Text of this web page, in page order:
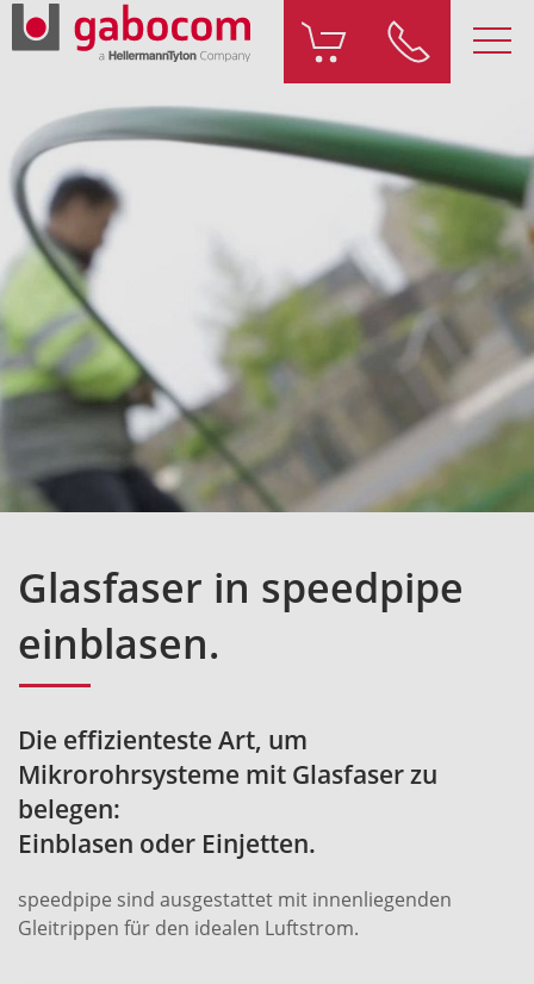
Glasfaser in speedpipe
einblasen.
Die effizienteste Art, um
Mikrorohrsysteme mit Glasfaser zu
belegen:
Einblasen oder Einjetten.
speedpipe sind ausgestattet mit innenliegenden
Gleitrippen für den idealen Luftstrom.